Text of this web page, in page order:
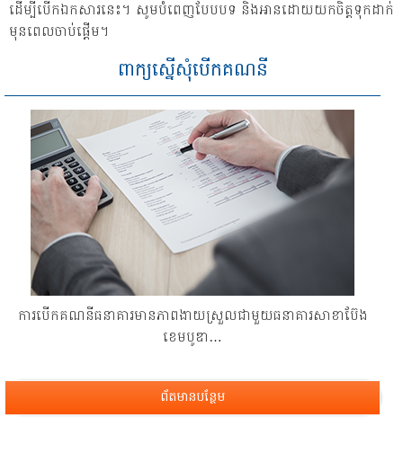
ដើម្បី​បើក​ឯកសារ​នេះ។ សូម​បំពេញ​បែបបទ និង​អាន​ដោយ​យក​ចិត្ត​ទុក​ដាក់​
មុន​ពេល​ចាប់​ផ្តើម។
ពាក្យស្នើសុំបើកគណនី
ការ​បើក​គណនី​ធនាគារ​មាន​ភាព​ងាយ​ស្រួល​ជា​មួយ​ធនាគារ​សាខាប៊ែង​
ខេមបូឌា…
ព័តមានបន្ថែម